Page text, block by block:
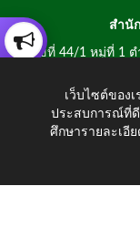
สำนั
เลขที่ 44/1 หมู่ที่ 1
สอบถามข้อ
E-mail
เว็บไซต์ของ
ประสบการณ์ที่
ศึกษารายละเอี